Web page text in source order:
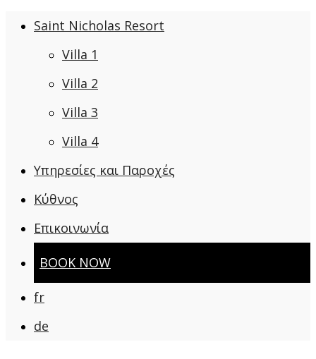
Saint Nicholas Resort
Villa 1
Villa 2
Villa 3
Villa 4
Υπηρεσίες και Παροχές
Κύθνος
Επικοινωνία
BOOK NOW
fr
de